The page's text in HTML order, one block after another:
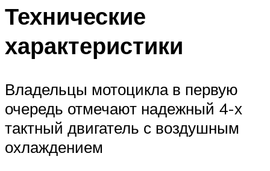
Технические
характеристики
Владельцы мотоцикла в первую
очередь отмечают надежный 4-х
тактный двигатель с воздушным
охлаждением